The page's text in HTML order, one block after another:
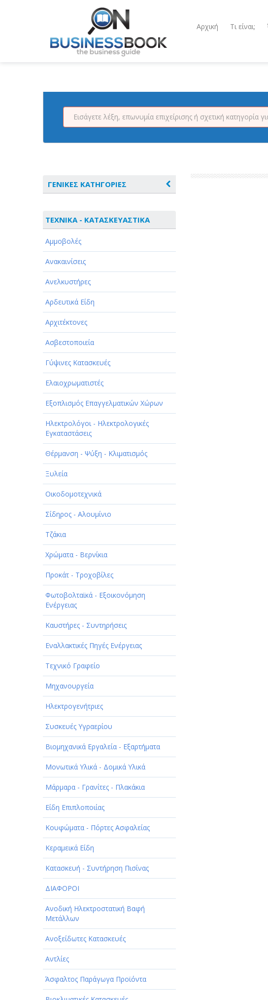
Αρχική Τι είναι;
ΓΕΝΙΚΕΣ ΚΑΤΗΓΟΡΙΕΣ
ΑΘΛΗΤΙΣΜΟΣ
ΑΥΤΟΚΙΝΗΤΑ - ΜΗΧΑΝΕΣ - ΣΚΑΦΗ
ΔΙΑΣΚΕΔΑΣΗ - ΨΥΧΑΓΩΓΙΑ - ΤΕΧΝΕΣ
ΔΙΑΦΗΜΙΣΗ - ΜΜΕ
ΕΚΚΛΗΣΙΕΣ - ΦΙΛΑΝΘΡΩΠΙΚΑ
ΣΩΜΑΤΕΙΑ
ΕΚΠΑΙΔΕΥΣΗ - ΣΧΟΛΕΣ
ΕΜΠΟΡΙΟ - ΕΜΠΟΡΙΚΑ ΚΑΤΑΣΤΗΜΑΤΑ
ΕΡΓΟΣΤΑΣΙΑ - ΒΙΟΜΗΧΑΝΙΕΣ
ΞΕΝΟΔΟΧΕΙΑ - ΤΟΥΡΙΣΜΟΣ
ΟΜΟΡΦΙΑ
ΠΑΡΟΧΗ ΥΠΗΡΕΣΙΩΝ
ΤΕΧΝΙΚΑ - ΚΑΤΑΣΚΕΥΑΣΤΙΚΑ
ΤΕΧΝΟΛΟΓΙΑ
ΥΓΕΙΑ - ΙΑΤΡΟΙ
ΦΑΓΗΤΟ
ΤΕΧΝΙΚΑ - ΚΑΤΑΣΚΕΥΑΣΤΙΚΑ
Αμμοβολές
Ανακαινίσεις
Ανελκυστήρες
Αρδευτικά Είδη
Αρχιτέκτονες
Ασβεστοποιεία
Γύψινες Κατασκευές
Ελαιοχρωματιστές
Εξοπλισμός Επαγγελματικών Χώρων
Ηλεκτρολόγοι - Ηλεκτρολογικές
Εγκαταστάσεις
Θέρμανση - Ψύξη - Κλιματισμός
Ξυλεία
Οικοδομοτεχνικά
Σίδηρος - Αλουμίνιο
Τζάκια
Χρώματα - Βερνίκια
Προκάτ - Τροχοβίλες
Φωτοβολταϊκά - Εξοικονόμηση
Ενέργειας
Καυστήρες - Συντηρήσεις
Εναλλακτικές Πηγές Ενέργειας
Τεχνικό Γραφείο
Μηχανουργεία
Ηλεκτρογενήτριες
Συσκευές Υγραερίου
Βιομηχανικά Εργαλεία - Εξαρτήματα
Μονωτικά Υλικά - Δομικά Υλικά
Μάρμαρα - Γρανίτες - Πλακάκια
Είδη Επιπλοποιίας
Κουφώματα - Πόρτες Ασφαλείας
Κεραμεικά Είδη
Κατασκευή - Συντήρηση Πισίνας
ΔΙΑΦΟΡΟΙ
Ανοδική Ηλεκτροστατική Βαφή
Μετάλλων
Ανοξείδωτες Κατασκευές
Αντλίες
Άσφαλτος Παράγωγα Προϊόντα